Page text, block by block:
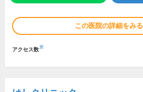
この医院の詳細をみる
アクセス数※